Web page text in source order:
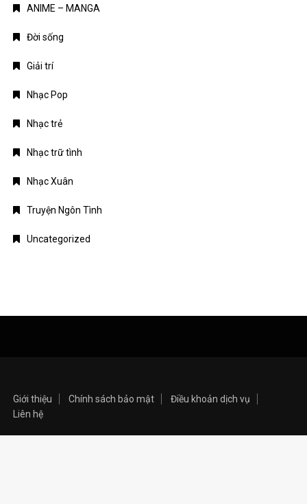
ANIME – MANGA
Đời sống
Giải trí
Nhạc Pop
Nhạc trẻ
Nhạc trữ tình
Nhạc Xuân
Truyện Ngôn Tình
Uncategorized
Giới thiệu Chính sách bảo mật
Điều khoản dịch vụ
Liên hệ